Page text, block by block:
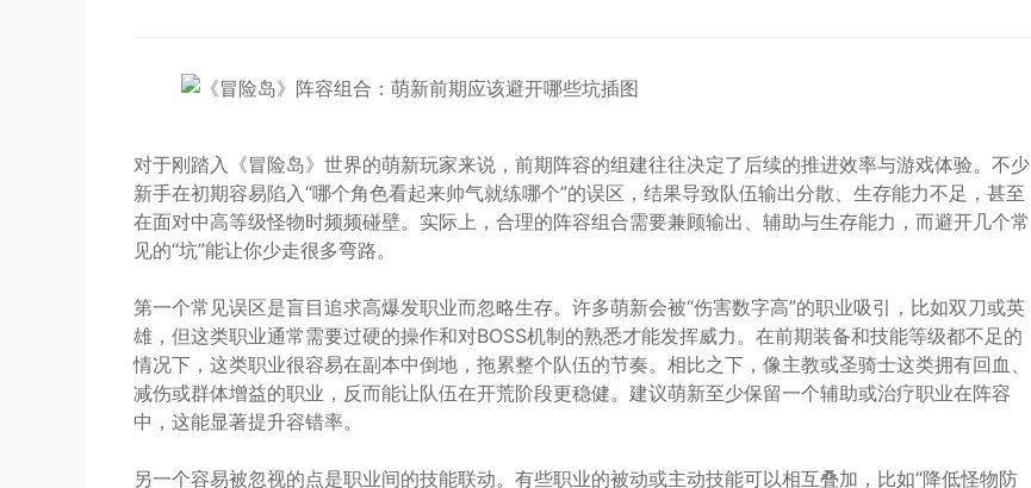
对于刚踏入《冒险岛》世界的萌新玩家来说，前期阵容的组建往往决定了后续的推进效率与游戏体验。不少
新手在初期容易陷入“哪个角色看起来帅气就练哪个”的误区，结果导致队伍输出分散、生存能力不足，甚至
在面对中高等级怪物时频频碰壁。实际上，合理的阵容组合需要兼顾输出、辅助与生存能力，而避开几个常
见的“坑”能让你少走很多弯路。
第一个常见误区是盲目追求高爆发职业而忽略生存。许多萌新会被“伤害数字高”的职业吸引，比如双刀或英
雄，但这类职业通常需要过硬的操作和对BOSS机制的熟悉才能发挥威力。在前期装备和技能等级都不足的
情况下，这类职业很容易在副本中倒地，拖累整个队伍的节奏。相比之下，像主教或圣骑士这类拥有回血、
减伤或群体增益的职业，反而能让队伍在开荒阶段更稳健。建议萌新至少保留一个辅助或治疗职业在阵容
中，这能显著提升容错率。
另一个容易被忽视的点是职业间的技能联动。有些职业的被动或主动技能可以相互叠加，比如“降低怪物防